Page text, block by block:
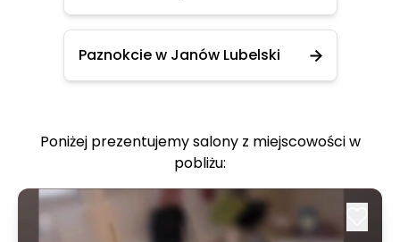
Paznokcie w Janów Lubelski
Poniżej prezentujemy salony z miejscowości w
pobliżu: